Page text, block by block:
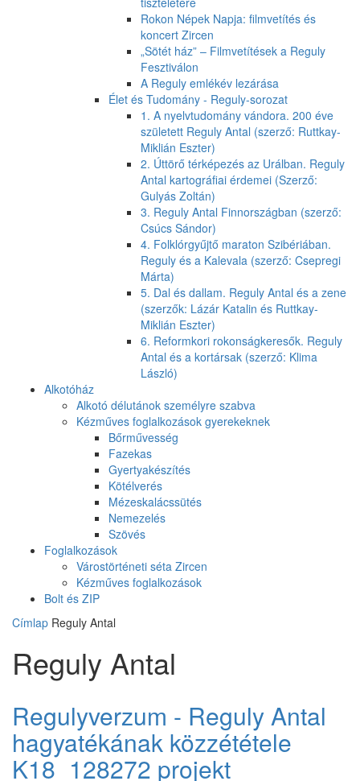
Rokon Népek Napja: filmvetítés és
koncert Zircen
„Sötét ház” – Filmvetítések a Reguly
Fesztiválon
A Reguly emlékév lezárása
Élet és Tudomány - Reguly-sorozat
1. A nyelvtudomány vándora. 200 éve
született Reguly Antal (szerző: Ruttkay-
Miklián Eszter)
2. Úttörő térképezés az Urálban. Reguly
Antal kartográfiai érdemei (Szerző:
Gulyás Zoltán)
3. Reguly Antal Finnországban (szerző:
Csúcs Sándor)
4. Folklórgyűjtő maraton Szibériában.
Reguly és a Kalevala (szerző: Csepregi
Márta)
5. Dal és dallam. Reguly Antal és a zene
(szerzők: Lázár Katalin és Ruttkay-
Miklián Eszter)
6. Reformkori rokonságkeresők. Reguly
Antal és a kortársak (szerző: Klima
László)
Alkotóház
Alkotó délutánok személyre szabva
Kézműves foglalkozások gyerekeknek
Bőrművesség
Fazekas
Gyertyakészítés
Kötélverés
Mézeskalácssütés
Nemezelés
Szövés
Foglalkozások
Várostörténeti séta Zircen
Kézműves foglalkozások
Bolt és ZIP
Címlap Reguly Antal
Reguly Antal
Regulyverzum - Reguly Antal
hagyatékának közzététele
K18_128272 projekt